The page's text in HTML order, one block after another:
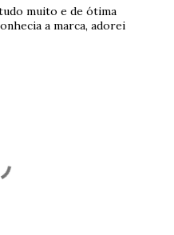
muito e de ótima
a marca, adorei